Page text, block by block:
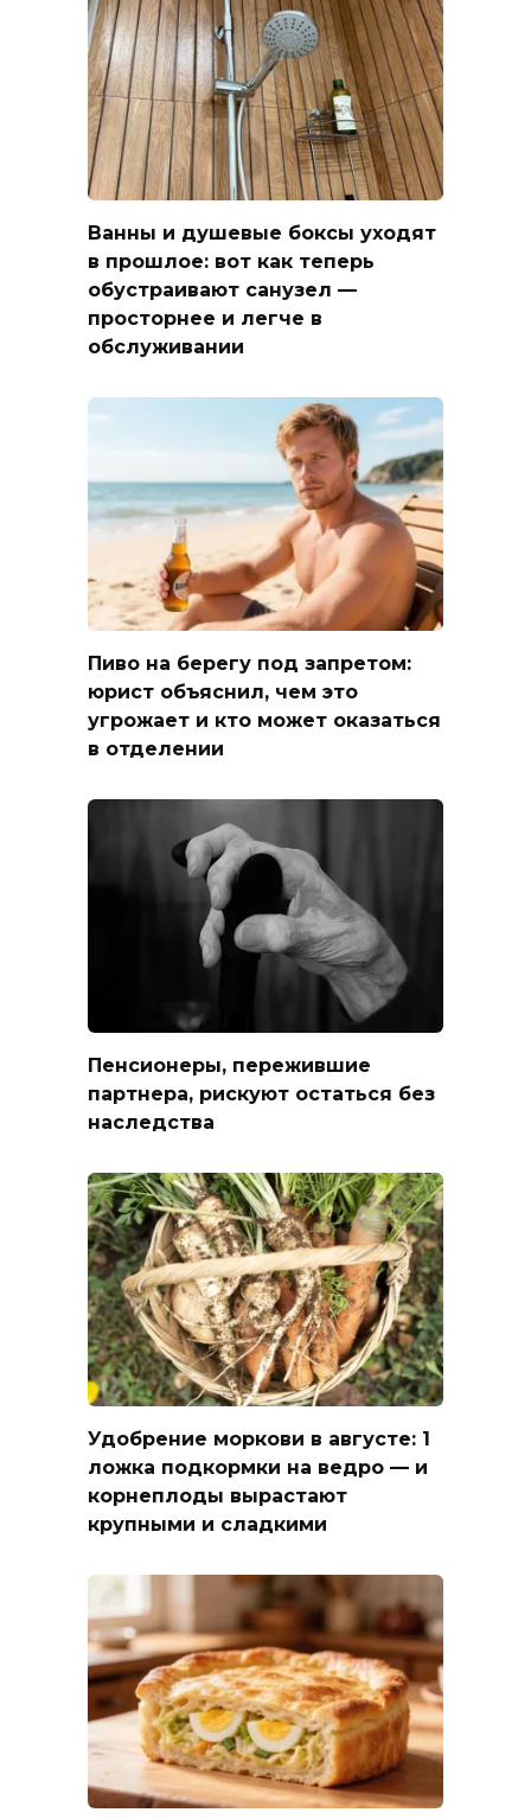
Ванны и душевые боксы уходят
в прошлое: вот как теперь
обустраивают санузел —
просторнее и легче в
обслуживании
Пиво на берегу под запретом:
юрист объяснил, чем это
угрожает и кто может оказаться
в отделении
Пенсионеры, пережившие
партнера, рискуют остаться без
наследства
Удобрение моркови в августе: 1
ложка подкормки на ведро — и
корнеплоды вырастают
крупными и сладкими